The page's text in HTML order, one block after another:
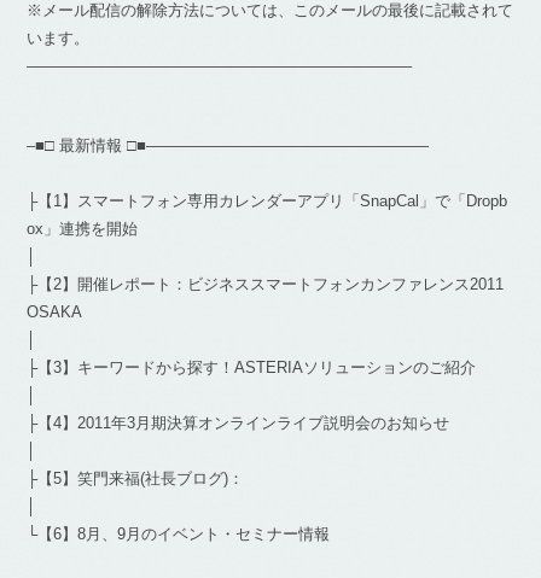
※メール配信の解除方法については、このメールの最後に記載されて
います。
————————————————————————–
–■□ 最新情報 □■——————————————————
├【1】スマートフォン専用カレンダーアプリ「SnapCal」で「Dropb
ox」連携を開始
├【2】開催レポート：ビジネススマートフォンカンファレンス2011
OSAKA
├【3】キーワードから探す！ASTERIAソリューションのご紹介
├【4】2011年3月期決算オンラインライブ説明会のお知らせ
├【5】笑門来福(社長ブログ)：
└【6】8月、9月のイベント・セミナー情報